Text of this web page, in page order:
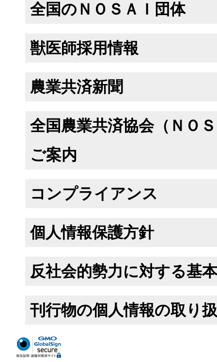
全国のＮＯＳＡＩ団体
獣医師採用情報
農業共済新聞
全国農業共済協会（ＮＯ
ご案内
コンプライアンス
個人情報保護方針
反社会的勢力に対する基
刊行物の個人情報の取り